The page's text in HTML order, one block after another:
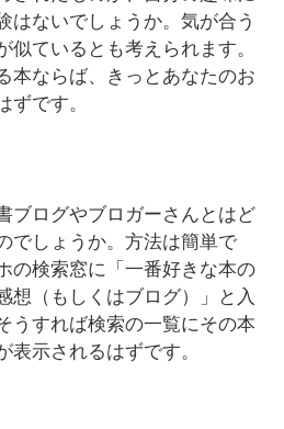
はないでしょうか。気が合う
似ているとも考えられます。
本ならば、きっとあなたのお
ずです。
ブログやブロガーさんとはど
でしょうか。方法は簡単で
の検索窓に「一番好きな本の
想（もしくはブログ）」と入
うすれば検索の一覧にその本
表示されるはずです。